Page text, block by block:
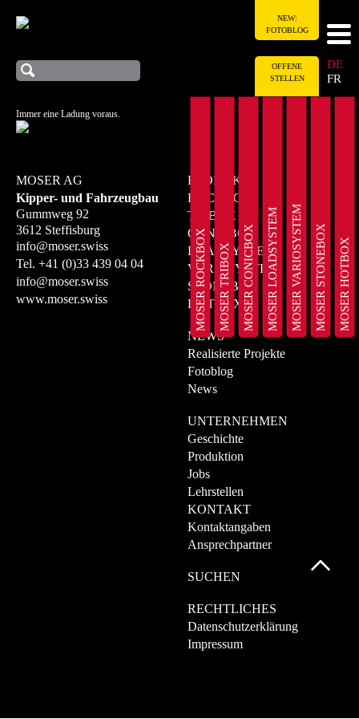
Immer eine Ladung voraus.
DE
FR
NEW:
FOTOBLOG
OFFENE
STELLEN
MOSER ROCKBOXMOSER TRIBOXMOSER CONICBOXMOSER LOADSYSTEMMOSER VARIOSYSTEMMOSER STONEBOXMOSER HOTBOX
MOSER AG
Kipper- und Fahrzeugbau
Gummweg 92
3612 Steffisburg
info@moser.swiss
Tel. +41 (0)33 439 04 04
info@moser.swiss
www.moser.swiss
PRODUKTE
ROCKBOX
TRIBOX
CONICBOX
LOADSYSTEM
VARIOSYSTEM
STONEBOX
HOTBOX
NEWS
Realisierte Projekte
Fotoblog
News
UNTERNEHMEN
Geschichte
Produktion
Jobs
Lehrstellen
KONTAKT
Kontaktangaben
Ansprechpartner
SUCHEN
RECHTLICHES
Datenschutzerklärung
Impressum